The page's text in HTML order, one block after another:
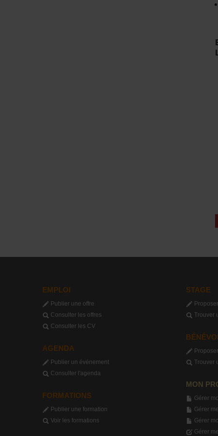
EMPLOI
Publier une offre
Consulter les offres
Consulter les CV
AGENDA
Publier un événement
Consulter l'agenda
FORMATIONS
Publier une formation
Voir les formations
STAGE
Trouver
Trouver
MON
Gérer
Gérer
Gérer
Gérer